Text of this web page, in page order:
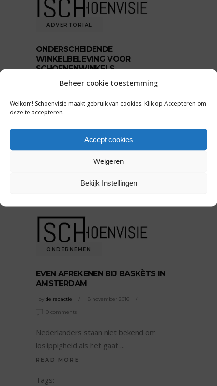
Beheer cookie toestemming
Welkom! Schoenvisie maakt gebruik van cookies. Klik op Accepteren om
deze te accepteren.
Accept cookies
Weigeren
Bekijk Instellingen
ADVERTORIAL
ONDERSCHEIDENDE
WINKELBELEVING VOOR
SCHOENENWINKELS
Partner 22 december 2016 0 comments
WSB Interieurbouw verzorgt voor
schoenenwinkels een onderscheidend
interieur ontwerp
Schoenenwinkels ,winkelinterieur
ONDERNEMEN
EVEN AFREKENEN BIJ BASKÈTS IN
AMSTERDAM
by de redactie 8 november 2016
0 comments
Nederlanders staan niet bekend om
loslippigheid als het gaat
READ MORE
Tags: